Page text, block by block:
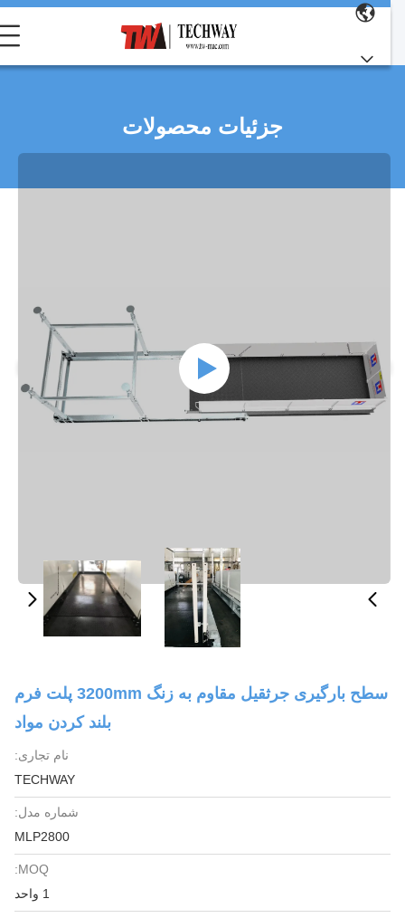
جزئیات محصولات
سطح بارگیری جرثقیل مقاوم به زنگ 3200mm پلت فرم
بلند کردن مواد
نام تجاری:
TECHWAY
شماره مدل:
MLP2800
MOQ: